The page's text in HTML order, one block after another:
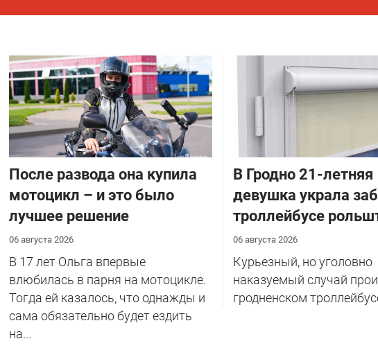
После развода она купила
мотоцикл – и это было
лучшее решение
06 августа 2026
В 17 лет Ольга впервые
влюбилась в парня на мотоцикле.
Тогда ей казалось, что однажды и
сама обязательно будет ездить
на...
В Гродно 21-летняя
девушка украла
троллейбусе
06 августа 2026
Курьезный, но уголовно
наказуемый случай
гродненском